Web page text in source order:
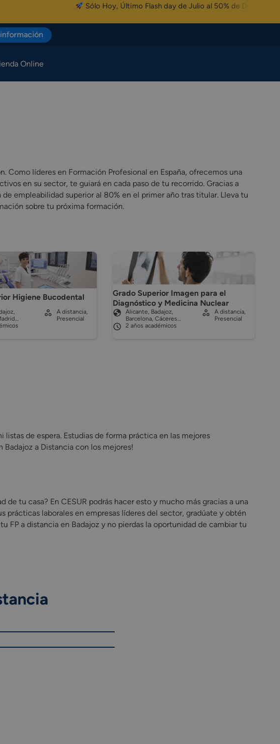
Sólo Hoy, Último Flash day de Julio al 50% de Descuento
Online
Como líderes en Formación Profesional en España, ofrecemos una
en su sector, te guiará en cada paso de tu recorrido. Gracias a
empleabilidad superior al 80% en el primer año tras titular. Lleva tu
sobre tu próxima formación.
Higiene Bucodental
A distancia,
Presencial
Grado Superior Imagen para el
Diagnóstico y Medicina Nuclear
Alicante, Badajoz,
Barcelona, Cáceres…
2 años académicos
A distancia,
Presencial
de espera. Estudias de forma práctica en las mejores
Badajoz a Distancia con los mejores!
tu casa? En CESUR podrás hacer esto y mucho más gracias a una
prácticas laborales en empresas líderes del sector, gradúate y obtén
FP a distancia en Badajoz y no pierdas la oportunidad de cambiar tu